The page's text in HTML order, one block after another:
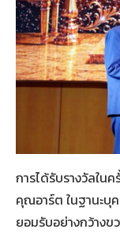
การได้รับรางวัลใน
คุณอาร์ต ในฐานะบุ
ยอมรับอย่างกว้าง